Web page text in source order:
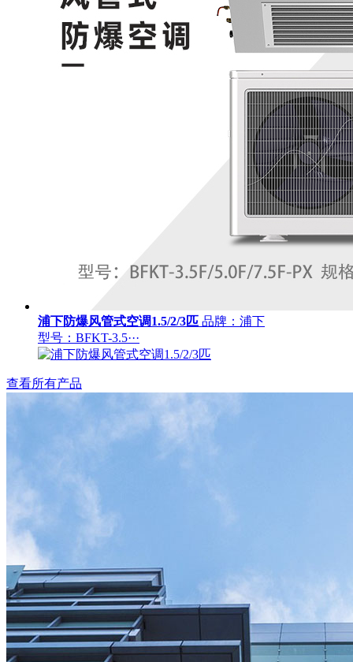
浦下防爆风管式空调1.5/2/3匹 品牌：浦下
型号：BFKT-3.5···
查看所有产品